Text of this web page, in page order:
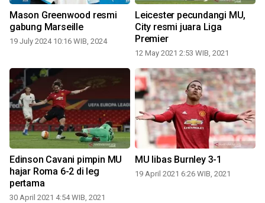
Mason Greenwood resmi
gabung Marseille
19 July 2024 10:16 WIB, 2024
Leicester pecundangi MU,
City resmi juara Liga
Premier
12 May 2021 2:53 WIB, 2021
Edinson Cavani pimpin MU
hajar Roma 6-2 di leg
pertama
30 April 2021 4:54 WIB, 2021
MU libas Burnley 3-1
19 April 2021 6:26 WIB, 2021